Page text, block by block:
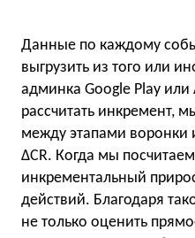
Данные по каждому
выгрузить из того или
админка Google Play или
рассчитать инкремент,
между этапами воронки
ΔCR. Когда мы
инкрементальный
действий. Благодаря
не только оценить